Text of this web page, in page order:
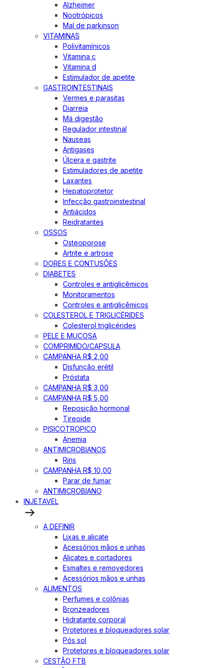
Alzheimer
Nootrópicos
Mal de parkinson
VITAMINAS
Polivitamínicos
Vitamina c
Vitamina d
Estimulador de apetite
GASTROINTESTINAIS
Vermes e parasitas
Diarreia
Má digestão
Regulador intestinal
Nauseas
Antigases
Úlcera e gastrite
Estimuladores de apetite
Laxantes
Hepatoprotetor
Infecção gastroinstestinal
Antiácidos
Reidratantes
OSSOS
Osteoporose
Artrite e artrose
DORES E CONTUSÕES
DIABETES
Controles e antiglicêmicos
Monitoramentos
Controles e antiglicêmicos
COLESTEROL E TRIGLICÉRIDES
Colesterol triglicérides
PELE E MUCOSA
COMPRIMIDO/CAPSULA
CAMPANHA R$ 2,00
Disfunção erétil
Próstata
CAMPANHA R$ 3,00
CAMPANHA R$ 5,00
Reposição hormonal
Tireoide
PISICOTROPICO
Anemia
ANTIMICROBIANOS
Rins
CAMPANHA R$ 10,00
Parar de fumar
ANTIMICROBIANO
INJETAVEL
A DEFINIR
Lixas e alicate
Acessórios mãos e unhas
Alicates e cortadores
Esmaltes e removedores
Acessórios mãos e unhas
ALIMENTOS
Perfumes e colônias
Bronzeadores
Hidratante corporal
Protetores e bloqueadores solar
Pós sol
Protetores e bloqueadores solar
CESTÃO FTB